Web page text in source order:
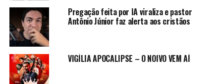
Pregação feita por IA viraliza e pastor
Antônio Júnior faz alerta aos cristãos
VIGÍLIA APOCALIPSE – O NOIVO VEM AÍ